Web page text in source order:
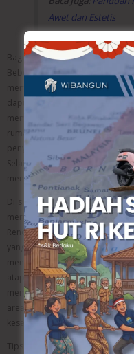
Awet dan Estetis
Bagian Rumah yang Sering
Beberapa bagian rumah
memiliki peran penting dalam
dapur yang berfungsi
memasak hingga berkumpul
rumah melakukan renovasi
penyimpanan, atau mengatur
Selain dapur, kamar mandi
meningkatkan kenyamanan,
Di sisi lain, ruang tamu juga
merupakan bagian pertama
Renovasi pada ruang tamu
yang lebih menarik dan
menjadi bagian yang penting
atap diperlukan untuk
memengaruhi bagian rumah
area-area tersebut,
keseluruhan.
Tips Agar Hasil Renovasi Lebih